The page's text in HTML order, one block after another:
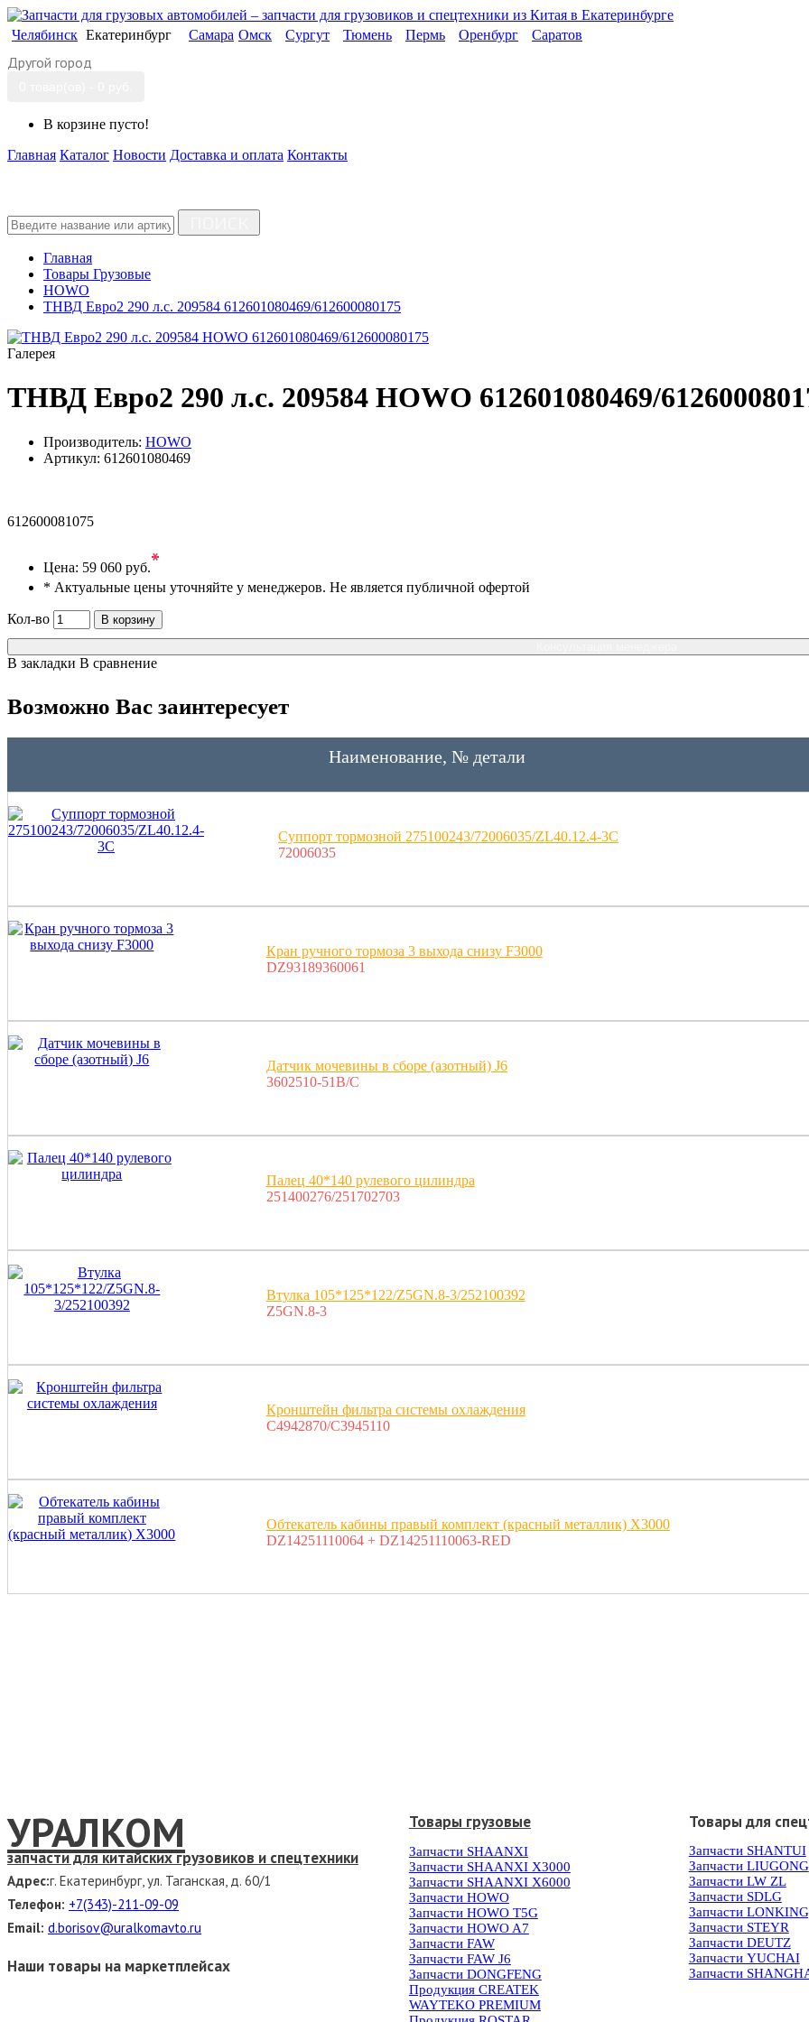
Челябинск Екатеринбург Самара Омск Сургут Тюмень Пермь Оренбург Саратов
Другой город
В корзине пусто!
Главная Каталог Новости Доставка и оплата Контакты
Главная
Товары Грузовые
HOWO
ТНВД Евро2 290 л.с. 209584 612601080469/612600080175
Галерея
ТНВД Евро2 290 л.с. 209584 HOWO 612601080469/
Производитель: HOWO
Артикул: 612601080469
612600081075
Цена: 59 060 руб.*
* Актуальные цены уточняйте у менеджеров. Не является публичной офертой
Кол-во
В корзину
В закладки В сравнение
Возможно Вас заинтересует
Наименование, № детали
Суппорт тормозной 275100243/72006035/ZL40.12.4-3C
72006035
Кран ручного тормоза 3 выхода снизу F3000
DZ93189360061
Датчик мочевины в сборе (азотный) J6
3602510-51B/C
Палец 40*140 рулевого цилиндра
251400276/251702703
Втулка 105*125*122/Z5GN.8-3/252100392
Z5GN.8-3
Кронштейн фильтра системы охлаждения
C4942870/C3945110
Обтекатель кабины правый комплект (красный металлик) X3000
DZ14251110064 + DZ14251110063-RED
УРАЛКОМ
запчасти для китайских грузовиков и спецтехники
Адрес:г. Екатеринбург, ул. Таганская, д. 60/1
Телефон: +7(343)-211-09-09
Email: d.borisov@uralkomavto.ru
Наши товары на маркетплейсах
Товары грузовые
Запчасти SHAANXI
Запчасти SHAANXI X3000
Запчасти SHAANXI X6000
Запчасти HOWO
Запчасти HOWO T5G
Запчасти HOWO A7
Запчасти FAW
Запчасти FAW J6
Запчасти DONGFENG
Продукция CREATEK
WAYTEKO PREMIUM
Товары для
Запчасти SHANTUI
Запчасти LIUGONG
Запчасти LW ZL
Запчасти SDLG
Запчасти
Запчасти STEYR
Запчасти DEUTZ
Запчасти YUCHAI
Запчасти